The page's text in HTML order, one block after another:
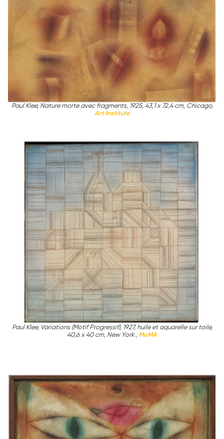
Paul Klee, Nature morte avec fragments, 1925, 43,1 x 72,4 cm, Chicago,
Art Institute
Paul Klee, Variations (Motif Progressif), 1927, huile et aquarelle sur toile,
40,6 x 40 cm, New York , MoMA